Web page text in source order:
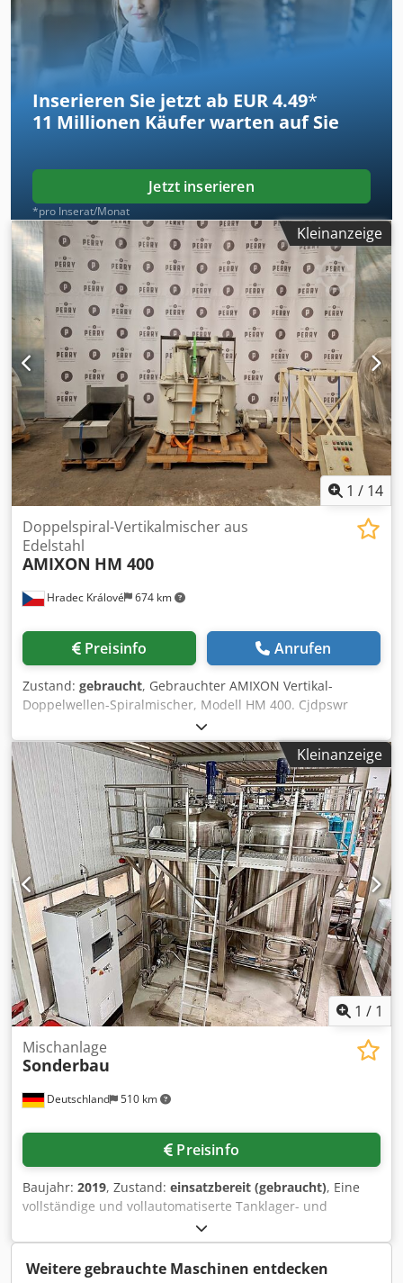
Maschinendimensionen X/Y/Z: ca.
2600mm/1300mm/1500mm, Gewicht: ca. 1550kg. Inklusive
einer Hebe- und Kippvorrichtung. Dokumentation
vorhanden. Eine Besichtigung vor Ort ist möglich.
Inserieren Sie jetzt ab EUR 4.49*
11 Millionen Käufer warten auf Sie
Jetzt inserieren
*pro Inserat/Monat
Kleinanzeige
1 / 14
Hradec Králové 674 km
Doppelspiral-Vertikalmischer aus
Edelstahl
AMIXON HM 400
Preisinfo Anrufen
Zustand: gebraucht, Gebrauchter AMIXON Vertikal-
Doppelwellen-Spiralmischer, Modell HM 400. Cjdpswr
Dhcofx Amgorf Hersteller: AMIXON (Ruberg Mischtechnik
KG) Modell: HM 400 Gesamtvolumen: ca. 530 Liter
Arbeitsvolumen: ca. 400 Liter Mischertyp: Doppelwellen-
Spiralmischer + Zerkleinerer Antrieb der Mischer: 7/9 kW,
380 V, 970/1475 U/min (über Getriebe) Antrieb des
Grobzerkleinerers: 5,5 kW, 380 V, 1475 U/min
Lieferumfang: Seitliche Inspektionstür (640 x 550 mm),
Bedienfeld
Kleinanzeige
1 / 1
Deutschland 510 km
Mischanlage
Sonderbau
Preisinfo
Baujahr: 2019, Zustand: einsatzbereit (gebraucht), Eine
vollständige und vollautomatiserte Tanklager- und
Mischanlage zur Herstellung alkoholfreier, nicht
explosionsfähiger Flüssigkeiten steht zur Verfügung.
Edelstahlbehälter: 2, Behältervolumen: 5m³,
Weitere gebrauchte Maschinen entdecken